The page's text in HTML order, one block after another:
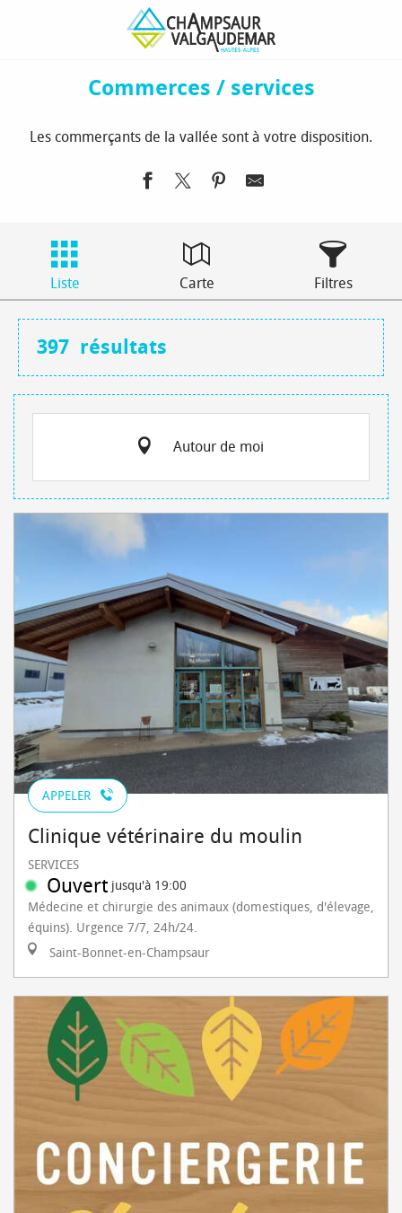
À voir / à faire Commerces / services
Commerces / services
Les commerçants de la vallée sont à votre disposition.
Liste Carte Filtres
397 résultats
Autour de moi
APPELER
Clinique vétérinaire du moulin
SERVICES
Ouvert jusqu'à 19:00
Médecine et chirurgie des animaux (domestiques, d'élevage,
équins). Urgence 7/7, 24h/24.
Saint-Bonnet-en-Champsaur